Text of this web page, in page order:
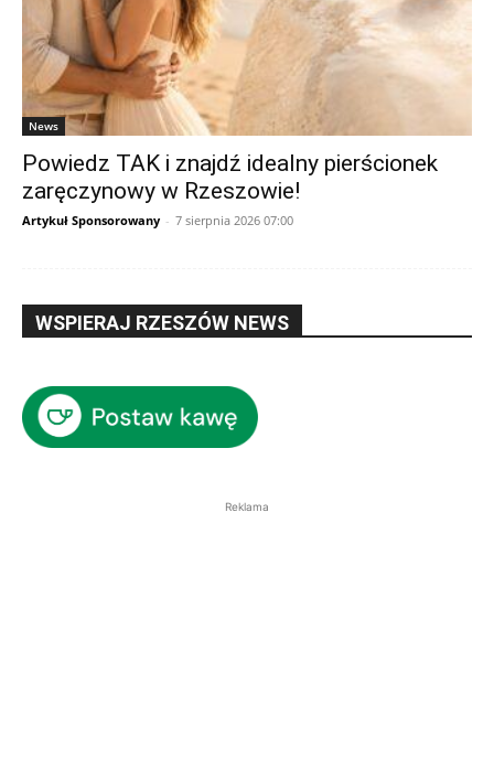
News
Powiedz TAK i znajdź idealny pierścionek
zaręczynowy w Rzeszowie!
Artykuł Sponsorowany - 7 sierpnia 2026 07:00
WSPIERAJ RZESZÓW NEWS
Reklama